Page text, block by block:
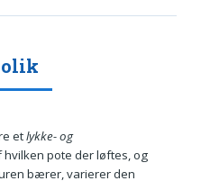
etlykke- og
pote der løftes, og
bærer, varierer den